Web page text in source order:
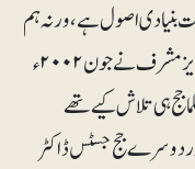
بنیادی اصول ہے، ورنہ ہم
دیکھتے ہیں کہ ماضی میں آمرمطلق صدر جنرل پرویز مشرف نے جون۲۰۰۲ء
جج ہی تلاش کیے تھے
دوسرے جج جسٹس ڈاکٹر